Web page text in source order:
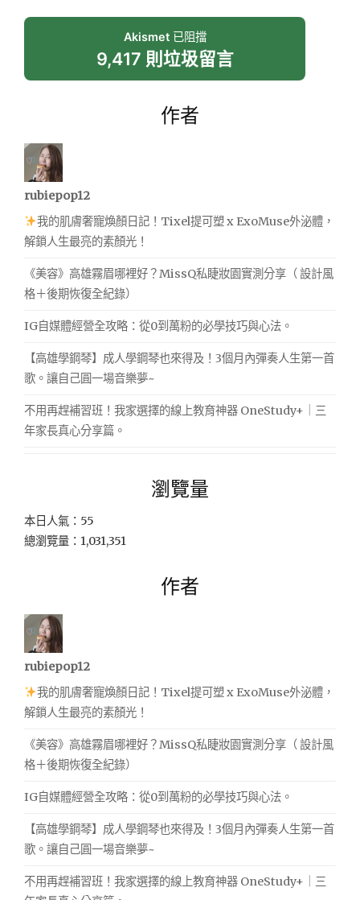
Akismet已阻擋
9,417 則垃圾留言
作者
rubiepop12
我的肌膚奢寵煥顏日記！Tixel提可塑 x ExoMuse外泌體，
解鎖人生最亮的素顏光！
《美容》高雄霧眉哪裡好？MissQ私睫妝園實測分享（ 設計風
格＋後期恢復全紀錄）
IG自媒體經營全攻略：從0到萬粉的必學技巧與心法。
【高雄學鋼琴】成人學鋼琴也來得及！3個月內彈奏人生第一首
歌。讓自己圓一場音樂夢~
不用再趕補習班！我家選擇的線上教育神器 OneStudy+｜三
年家長真心分享篇。
瀏覽量
本日人氣：55
總瀏覽量：1,031,351
作者
rubiepop12
我的肌膚奢寵煥顏日記！Tixel提可塑 x ExoMuse外泌體，
解鎖人生最亮的素顏光！
《美容》高雄霧眉哪裡好？MissQ私睫妝園實測分享（ 設計風
格＋後期恢復全紀錄）
IG自媒體經營全攻略：從0到萬粉的必學技巧與心法。
【高雄學鋼琴】成人學鋼琴也來得及！3個月內彈奏人生第一首
歌。讓自己圓一場音樂夢~
不用再趕補習班！我家選擇的線上教育神器 OneStudy+｜三